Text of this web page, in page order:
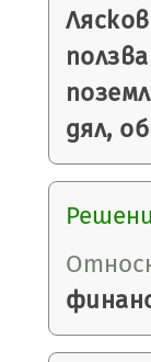
дял,